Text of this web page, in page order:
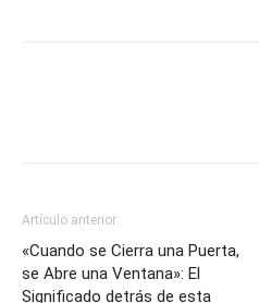
Artículo anterior
«Cuando se Cierra una Puerta,
se Abre una Ventana»: El
Significado detrás de esta